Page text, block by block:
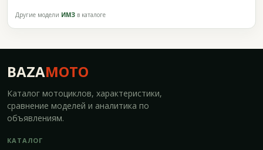
Другие модели ИМЗ в каталоге
BAZAMOTO
Каталог мотоциклов, характеристики,
сравнение моделей и аналитика по
объявлениям.
КАТАЛОГ